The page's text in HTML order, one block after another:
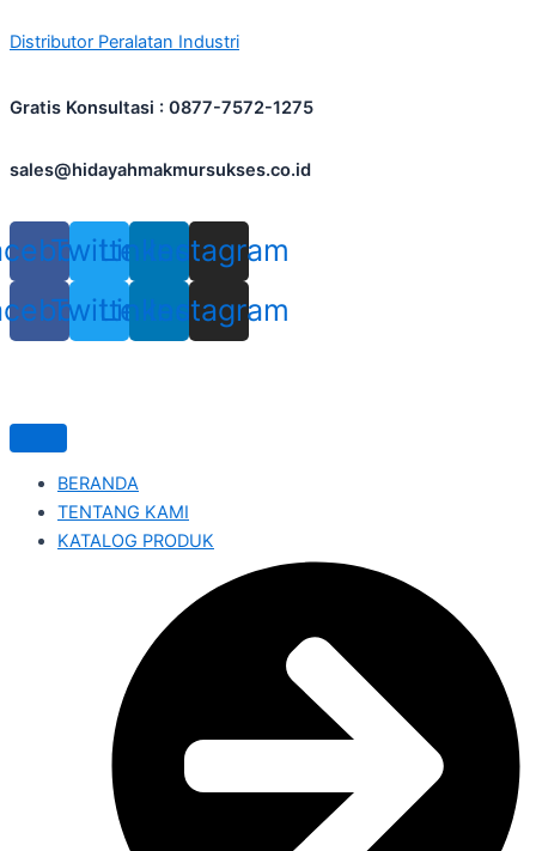
to
Distributor Peralatan Industri
Gratis Konsultasi : 0877-7572-1275
sales@hidayahmakmursukses.co.id
TwitterLinkedin
Instagram
TwitterLinkedin
Instagram
BERANDA
TENTANG KAMI
KATALOG PRODUK